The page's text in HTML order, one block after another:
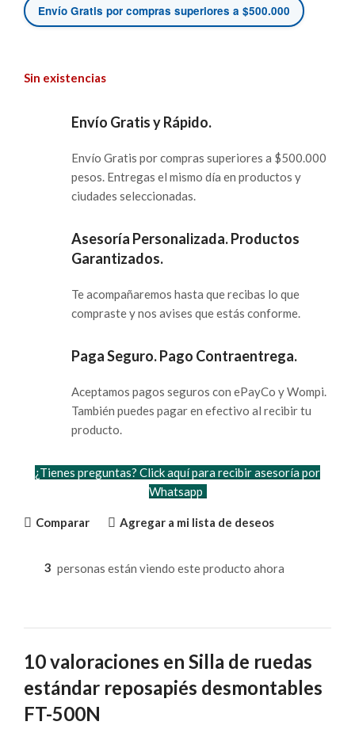
Envío Gratis por compras superiores a $500.000
Sin existencias
Envío Gratis y Rápido.
Envío Gratis por compras superiores a $500.000
pesos. Entregas el mismo día en productos y
ciudades seleccionadas.
Asesoría Personalizada. Productos
Garantizados.
Te acompañaremos hasta que recibas lo que
compraste y nos avises que estás conforme.
Paga Seguro. Pago Contraentrega.
Aceptamos pagos seguros con ePayCo y Wompi.
También puedes pagar en efectivo al recibir tu
producto.
¿Tienes preguntas? Click aquí para recibir asesoría por
Whatsapp
Comparar Agregar a mi lista de deseos
3 personas están viendo este producto ahora
10 valoraciones en Silla de ruedas
estándar reposapiés desmontables
FT-500N